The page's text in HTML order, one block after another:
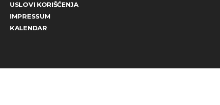
USLOVI KORIŠĆENJA
IMPRESSUM
KALENDAR